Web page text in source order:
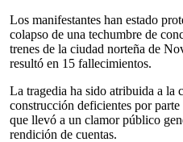
Los manifestantes han estado
colapso de una techumbre de
trenes de la ciudad norteña de
resultó en 15 fallecimientos.
La tragedia ha sido atribuida a la
construcción deficientes por
que llevó a un clamor público
rendición de cuentas.